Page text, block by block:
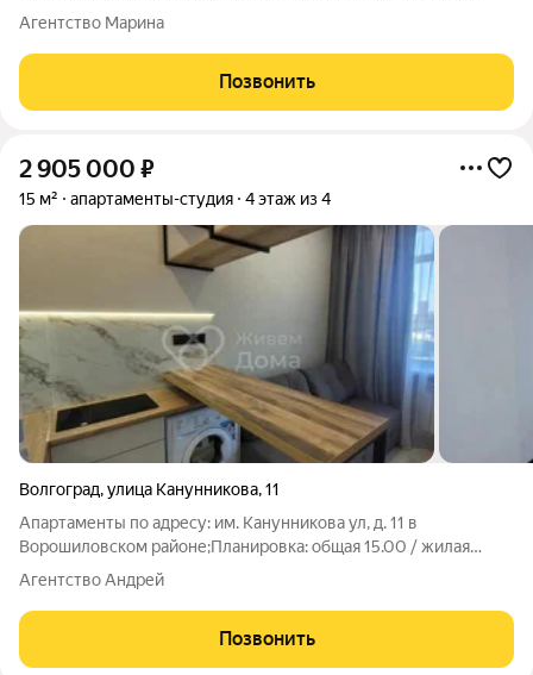
кухня 5.00.В квартире: пластиковые окна. В прихожей есть
место для встроенного шкафа. Предусмотрена корзина для
сплит-системы.
Агентство Марина
Позвонить
2 905 000 ₽
15 м² апартаменты-студия 4 этаж из 4
Волгоград,улица Канунникова,11
Апартаменты по адресу: им. Канунникова ул, д. 11 в
Ворошиловском районе;Планировка: общая 15.00 / жилая
10.00 / кухня 5.00Квартира в отличном состоянии. Натяжные
потолки. Пластиковые окна. На полу ламинат.Квартира не
угловая, окна выходят на
Агентство Андрей
Позвонить